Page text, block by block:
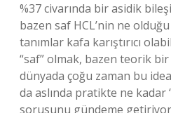
%37 civarında bir asidik
bazen saf HCL’nin ne
tanımlar kafa karıştırıcı
“saf” olmak, bazen teorik
dünyada çoğu zaman bu
da aslında pratikte ne kadar
sorusunu gündeme